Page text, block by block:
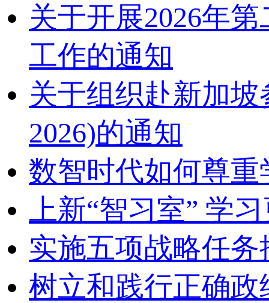
关于开展2026年
工作的通知
关于组织赴新加坡
2026)的通知
数智时代如何尊重
上新“智习室” 学
实施五项战略任
树立和践行正确